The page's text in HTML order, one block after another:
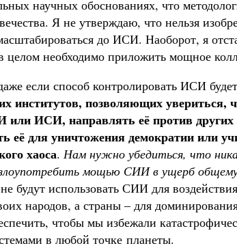
научных обоснованиях, что
Я не утверждаю, что нельзя
до ИСИ. Наоборот, я
целом необходимо приложить мощное
если способ контролировать ИСИ
институтов, позволяющих увериться,
ИСИ, направлять её против других
её для уничтожения демократии или
хаоса. Нам нужно убедиться, что
мощью СИИ в ущерб общему
будут использовать СИИ для
народов, а страны – для
чтобы мы избежали
в любой точке планеты.